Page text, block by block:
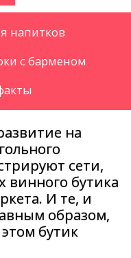
напитков
с барменом
на
сети,
бутика
И те, и
образом,
бутик